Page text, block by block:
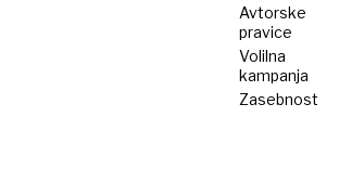
Avtorske
pravice
Volilna
kampanja
Zasebnost